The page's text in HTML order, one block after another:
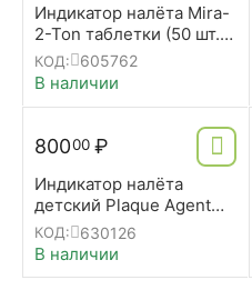
Индикатор налёта Mira-
2-Ton таблетки (50 шт.(5
x 10)), miradent,
Германия
КОД: 605762
В наличии
80000 ₽
Индикатор налёта
детский Plaque Agent
250мл., miradent,
Германия
КОД: 630126
В наличии